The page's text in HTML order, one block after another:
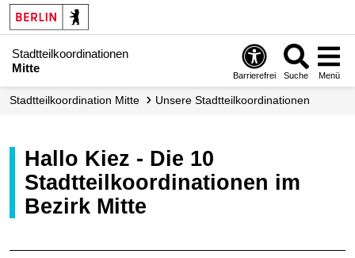
Stadtteilkoordinationen
Mitte
Barrierefrei Suche Menü
Stadtteilkoordination Mitte Unsere Stadtteilkoordinationen
Hallo Kiez - Die 10
Stadtteilkoordinationen im
Bezirk Mitte